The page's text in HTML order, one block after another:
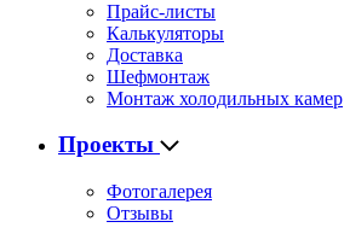
Прайс-листы
Калькуляторы
Доставка
Шефмонтаж
Монтаж холодильных камер
Проекты
Фотогалерея
Отзывы